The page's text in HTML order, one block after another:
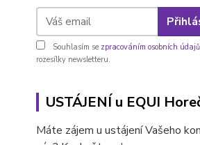
Souhlasím se zpracováním osobních údajů
rozesílky newsletteru.
USTÁJENÍ u EQUI
Máte zájem u ustájení Vašeho